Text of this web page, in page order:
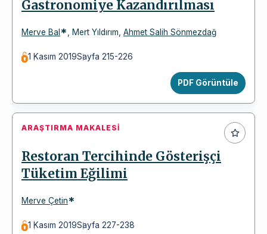
Gastronomiye Kazandırılması
Merve Bal *, Mert Yıldırım, Ahmet Salih Sönmezdağ
1 Kasım 2019Sayfa 215-226
PDF Görüntüle
ARAŞTIRMA MAKALESI
Restoran Tercihinde Gösterişçi
Tüketim Eğilimi
Merve Çetin*
1 Kasım 2019Sayfa 227-238